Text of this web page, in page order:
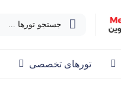
جستجو تورها ...
تورهای تخصصی